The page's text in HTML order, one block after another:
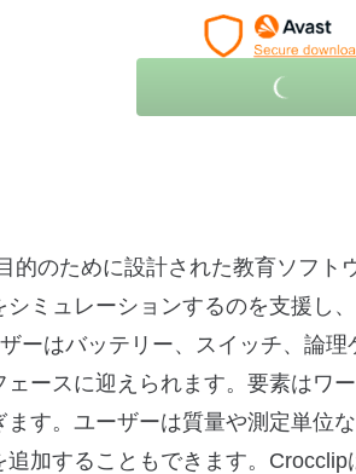
的のために設計された教育ソフト
ミュレーションするのを支援し
ーはバッテリー、スイッチ、論理
ースに迎えられます。要素はワ
す。ユーザーは質量や測定単位
加することもできます。Crocclip